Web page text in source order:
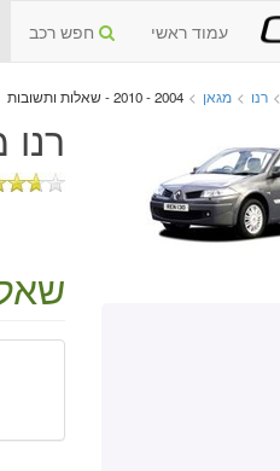
עמוד ראשי חפש רכב
> רנו > מגאן > 2004 - 2010 - שאלות ותשובות
רנו